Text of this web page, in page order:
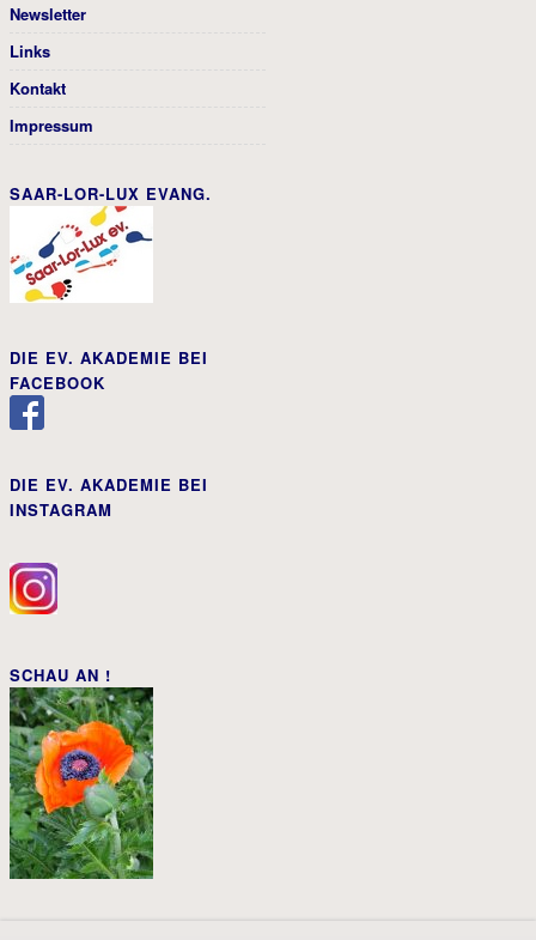
Newsletter
Links
Kontakt
Impressum
SAAR-LOR-LUX EVANG.
DIE EV. AKADEMIE BEI
FACEBOOK
DIE EV. AKADEMIE BEI
INSTAGRAM
SCHAU AN !